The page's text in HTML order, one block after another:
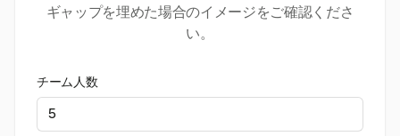
ギャップを埋めた場合のイメージをご確認くださ
い。
チーム人数